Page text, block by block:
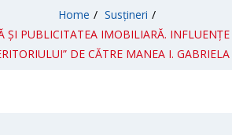
Home / Susțineri /
PUBLICITATEA IMOBILIARĂ.
DE CĂTRE MANEA I. GABRIELA